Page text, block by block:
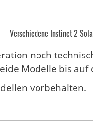
Verschiedene Instinct 2
noch
Modelle bis auf
vorbehalten.